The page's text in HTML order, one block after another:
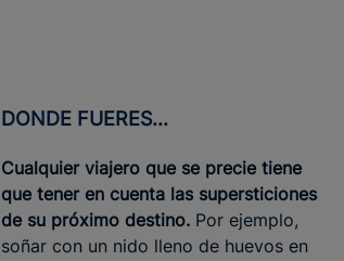
DONDE FUERES...
Cualquier viajero que se precie tiene
que tener en cuenta las supersticiones
de su próximo destino. Por ejemplo,
soñar con un nido lleno de huevos en